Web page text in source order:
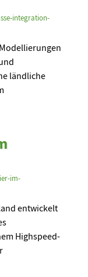
integration-
ländliche
im-
entwickelt
Highspeed-